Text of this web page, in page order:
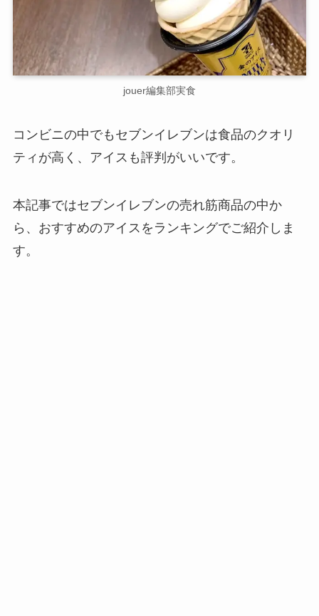
jouer編集部実食
コンビニの中でもセブンイレブンは食品のクオリ
ティが高く、アイスも評判がいいです。
本記事ではセブンイレブンの売れ筋商品の中か
ら、おすすめのアイスをランキングでご紹介しま
す。